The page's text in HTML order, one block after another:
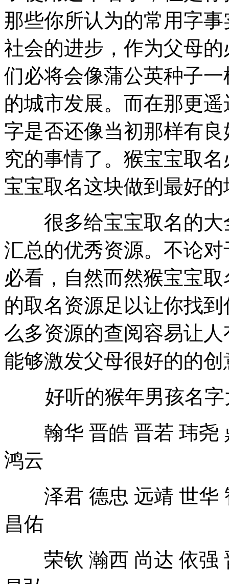
那些你所认为的常用字
社会的进步，作为父母
们必将会像蒲公英种子
的城市发展。而在那更
字是否还像当初那样有
究的事情了。猴宝宝取
宝宝取名这块做到最好的
很多给宝宝取名的大
汇总的优秀资源。不论
必看，自然而然猴宝宝
的取名资源足以让你找
么多资源的查阅容易让
能够激发父母很好的的
好听的猴年男孩名字
翰华 晋皓 晋若 玮尧
鸿云
泽君 德忠 远靖 世华
昌佑
荣钦 瀚西 尚达 依强
昌弘